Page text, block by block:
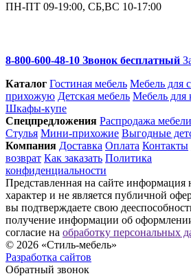
ПН-ПТ 09-19:00, СБ,ВС 10-17:00
8-800-600-48-10 Звонок бесплатный
Каталог Гостиная мебель Мебель для
прихожую Детская мебель Мебель для
Шкафы-купе
Спец­предложения Распродажа мебели
Стулья Мини-прихожие Выгодные
Компания Доставка Оплата Контакты
возврат Как заказать Политика
конфиденциальности
Представленная на сайте информация
характер и не является публичной
вы подтверждаете свою
получение информации об
согласие на обработку персональных
© 2026 «Стиль-мебель»
Разработка сайтов
Обратный звонок